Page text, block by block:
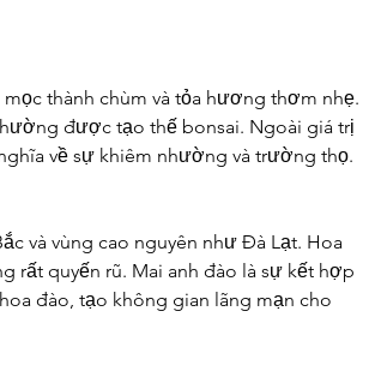
thành chùm và tỏa hương thơm nhẹ.
được tạo thế bonsai. Ngoài giá trị
về sự khiêm nhường và trường thọ.
và vùng cao nguyên như Đà Lạt. Hoa
rất quyến rũ. Mai anh đào là sự kết hợp
đào, tạo không gian lãng mạn cho